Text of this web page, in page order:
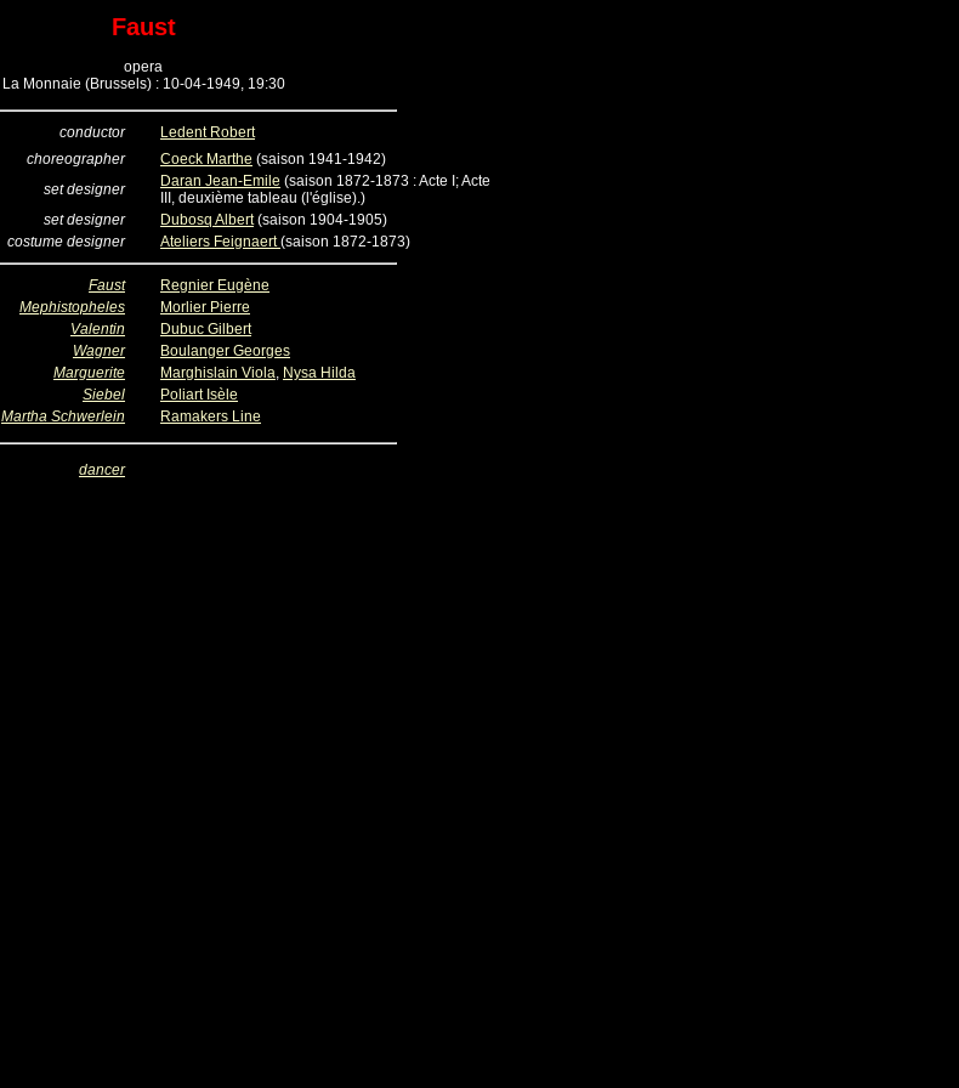
Faust
opera
La Monnaie (Brussels) : 10-04-1949, 19:30
conductor
Ledent Robert
choreographer
Coeck Marthe (saison 1941-1942)
set designer
Daran Jean-Emile (saison 1872-1873 : Acte I; Acte
III, deuxième tableau (l'église).)
set designer
Dubosq Albert (saison 1904-1905)
costume designer
Ateliers Feignaert(saison 1872-1873)
Faust
Regnier Eugène
Mephistopheles
Morlier Pierre
Valentin
Dubuc Gilbert
Wagner
Boulanger Georges
Marguerite
Marghislain Viola, Nysa Hilda
Siebel
Poliart Isèle
Martha Schwerlein
Ramakers Line
dancer